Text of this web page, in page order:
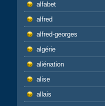
alfabet
alfred
alfred-georges
algérie
aliénation
alise
allais